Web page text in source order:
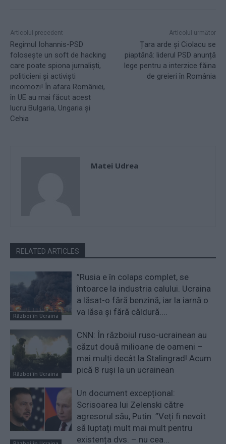
Articolul precedent
Regimul Iohannis-PSD
folosește un soft de hacking
care poate spiona jurnaliști,
politicieni și activiști
incomozi! În afara României,
în UE au mai făcut acest
lucru Bulgaria, Ungaria și
Cehia
Articolul următor
Țara arde și Ciolacu se
piaptănă: liderul PSD anunță
lege pentru a interzice făina
de greieri în România
Matei Udrea
RELATED ARTICLES
Război în Ucraina
”Rusia e în colaps complet, se
întoarce la industria calului. Ucraina
a lăsat-o fără benzină, iar la iarnă o
va lăsa și fără căldură....
Război în Ucraina
CNN: În războiul ruso-ucrainean au
căzut două milioane de oameni –
mai mulți decât la Stalingrad! Acum
pică 8 ruși la un ucrainean
Un document excepțional:
Scrisoarea lui Zelenski către
agresorul său, Putin. ”Veți fi nevoit
să luptați mult mai mult pentru
existența dvs. – nu cea...